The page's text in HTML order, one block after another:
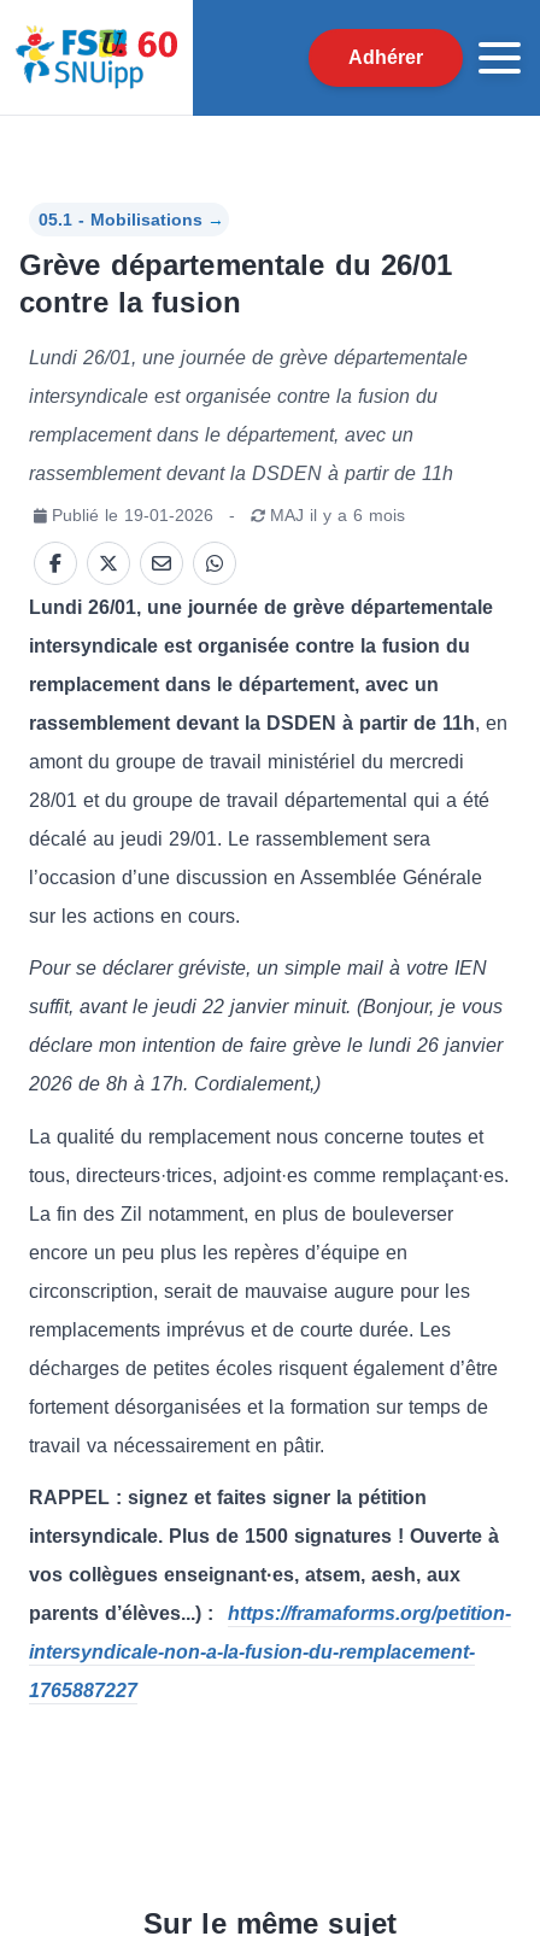
Adhérer
05.1 - Mobilisations →
Grève départementale du 26/01
contre la fusion
Lundi 26/01, une journée de grève départementale
intersyndicale est organisée contre la fusion du
remplacement dans le département, avec un
rassemblement devant la DSDEN à partir de 11h
Publié le 19-01-2026 - MAJ il y a 6 mois
Lundi 26/01, une journée de grève départementale
intersyndicale est organisée contre la fusion du
remplacement dans le département, avec un
rassemblement devant la DSDEN à partir de 11h, en
amont du groupe de travail ministériel du mercredi
28/01 et du groupe de travail départemental qui a été
décalé au jeudi 29/01. Le rassemblement sera
l’occasion d’une discussion en Assemblée Générale
sur les actions en cours.
Pour se déclarer gréviste, un simple mail à votre IEN
suffit, avant le jeudi 22 janvier minuit. (Bonjour, je vous
déclare mon intention de faire grève le lundi 26 janvier
2026 de 8h à 17h. Cordialement,)
La qualité du remplacement nous concerne toutes et
tous, directeurs·trices, adjoint·es comme remplaçant·es.
La fin des Zil notamment, en plus de bouleverser
encore un peu plus les repères d’équipe en
circonscription, serait de mauvaise augure pour les
remplacements imprévus et de courte durée. Les
décharges de petites écoles risquent également d’être
fortement désorganisées et la formation sur temps de
travail va nécessairement en pâtir.
RAPPEL : signez et faites signer la pétition
intersyndicale. Plus de 1500 signatures ! Ouverte à
vos collègues enseignant·es, atsem, aesh, aux
parents d’élèves...) :
https://framaforms.org/petition-
intersyndicale-non-a-la-fusion-du-remplacement-
1765887227
Sur le même sujet